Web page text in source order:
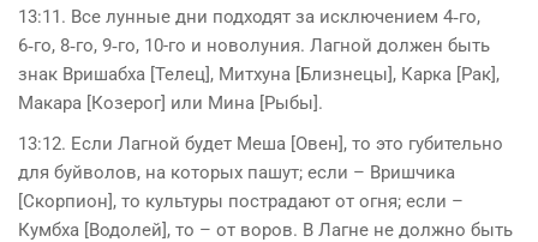
13:11. Все лунные дни подходят за исключением 4‑го,
6‑го, 8‑го, 9‑го, 10-го и новолуния. Лагной должен быть
знак Вришабха [Телец], Митхуна [Близнецы], Карка [Рак],
Макара [Козерог] или Мина [Рыбы].
13:12. Если Лагной будет Меша [Овен], то это губительно
для буйволов, на которых пашут; если – Вришчика
[Скорпион], то культуры пострадают от огня; если –
Кумбха [Водолей], то – от воров. В Лагне не должно быть